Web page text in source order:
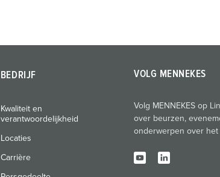
BEDRIJF
Kwaliteit en
verantwoordelijkheid
Locaties
Carrière
VOLG MENNEKES
Volg MENNEKES op
over beurzen,
onderwerpen over